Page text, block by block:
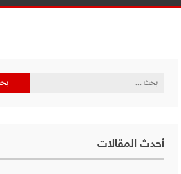
البحث
أحدث المقالات